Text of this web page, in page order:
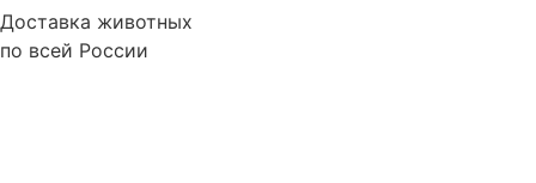
Доставка животных
по всей России